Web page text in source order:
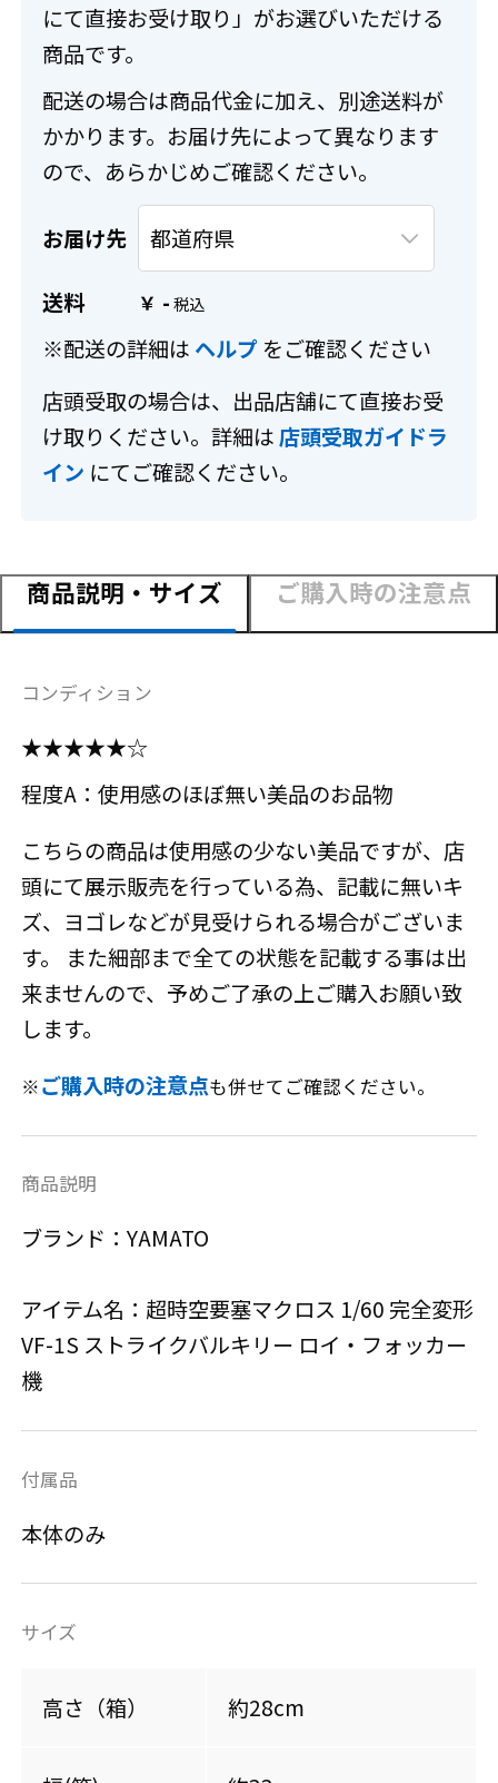
にて直接お受け取り」がお選びいただける
商品です。
配送の場合は商品代金に加え、別途送料が
かかります。お届け先によって異なります
ので、あらかじめご確認ください。
お届け先
送料 ￥ -
※配送の詳細は ヘルプ をご確認ください
店頭受取の場合は、出品店舗にて直接お受
け取りください。詳細は店頭受取ガイドラ
イン にてご確認ください。
商品説明・サイズ ご購入時の注意点
コンディション
★★★★★☆
程度A：使用感のほぼ無い美品のお品物
こちらの商品は使用感の少ない美品ですが、店
頭にて展示販売を行っている為、記載に無いキ
ズ、ヨゴレなどが見受けられる場合がございま
す。 また細部まで全ての状態を記載する事は出
来ませんので、予めご了承の上ご購入お願い致
します。
※ご購入時の注意点も併せてご確認ください。
商品説明
ブランド：YAMATO
アイテム名：超時空要塞マクロス 1/60 完全変形
VF-1S ストライクバルキリー ロイ・フォッカー
機
付属品
本体のみ
サイズ
高さ（箱） 約28cm